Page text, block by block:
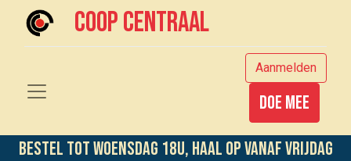
Coop centraal
Aanmelden
Doe mee
Bestel tot woensdag 18u, haal op vanaf vrijdag